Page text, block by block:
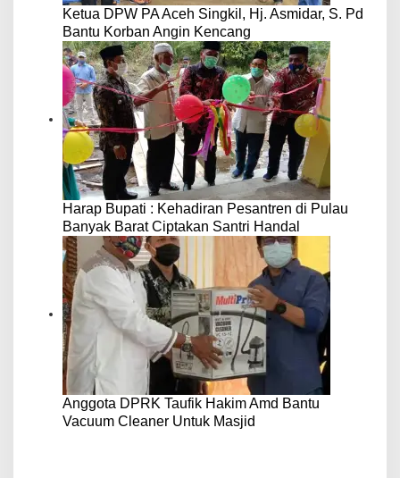
Ketua DPW PA Aceh Singkil, Hj. Asmidar, S. Pd
Bantu Korban Angin Kencang
Harap Bupati : Kehadiran Pesantren di Pulau
Banyak Barat Ciptakan Santri Handal
Anggota DPRK Taufik Hakim Amd Bantu
Vacuum Cleaner Untuk Masjid